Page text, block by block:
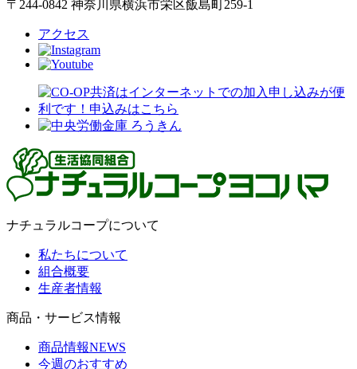
〒244-0842 神奈川県横浜市栄区飯島町259-1
アクセス
ナチュラルコープについて
私たちについて
組合概要
生産者情報
商品・サービス情報
商品情報NEWS
今週のおすすめ